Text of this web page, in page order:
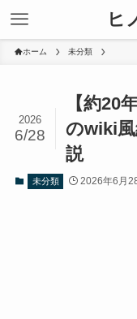
ヒ
ホーム 未分類
【約20
のwiki
説
2026
6/28
未分類 2026年6月